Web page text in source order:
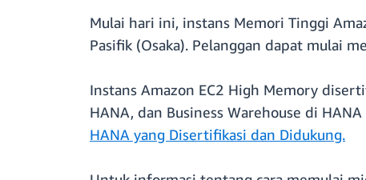
Mulai hari ini, instans Memori Tinggi
Pasifik (Osaka). Pelanggan dapat mulai
Instans Amazon EC2 High Memory
HANA, dan Business Warehouse di
HANA yang Disertifikasi dan Didukung.